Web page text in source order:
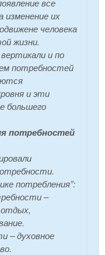
изменение их
человека
жизни.
и по
потребностей
и эти
большего
потребностей
потребления”:
–
отдых,
– духовное